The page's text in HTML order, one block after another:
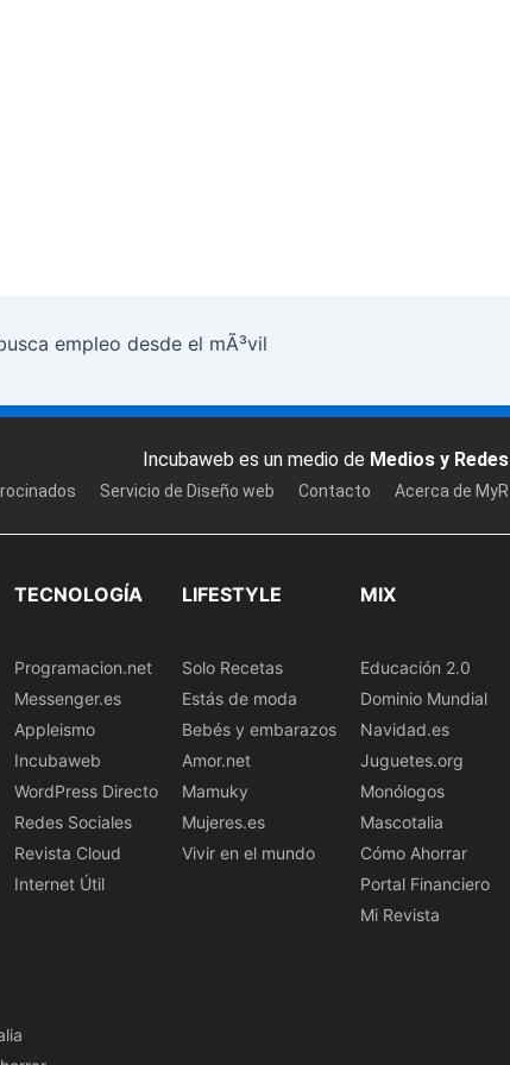
empleo desde el mÃ³vil
Incubaweb es un medio de Medios y Redes
Servicio de Diseño web Contacto Acerca de MyR
TECNOLOGÍA
Programacion.net
Messenger.es
Appleismo
Incubaweb
WordPress Directo
Redes Sociales
Revista Cloud
Internet Útil
LIFESTYLE
Solo Recetas
Estás de moda
Bebés y embarazos
Amor.net
Mamuky
Mujeres.es
Vivir en el mundo
MIX
Educación 2.0
Dominio Mundial
Navidad.es
Juguetes.org
Monólogos
Mascotalia
Cómo Ahorrar
Portal Financiero
Mi Revista